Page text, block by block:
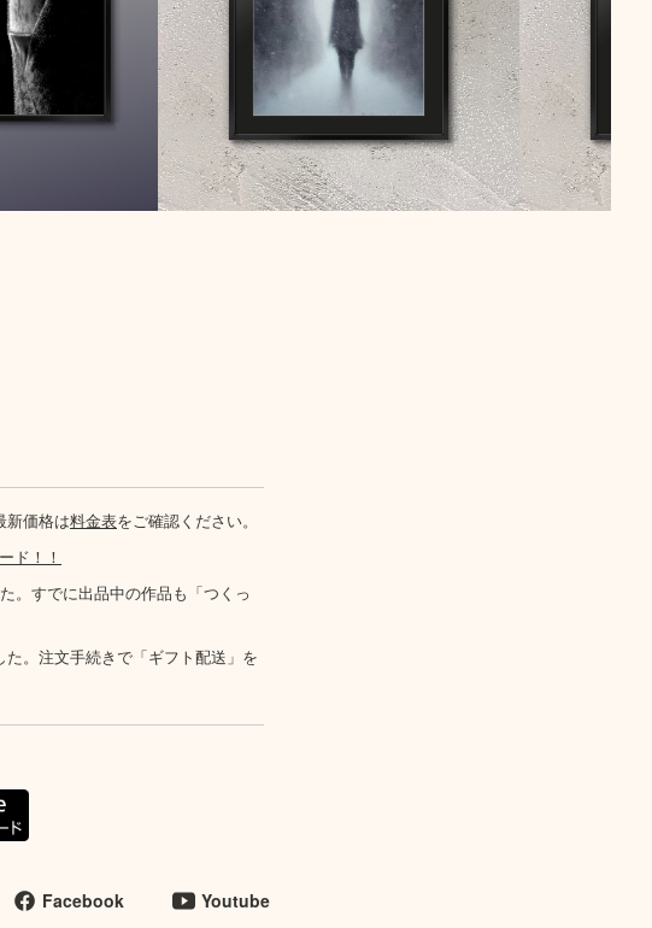
新価格は料金表をご確認ください。
ド！！
。すでに出品中の作品も「つくっ
。注文手続きで「ギフト配送」を
Facebook Youtube